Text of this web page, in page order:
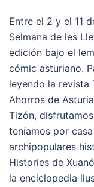
Entre el 2 y el 11
Selmana de les
edición bajo el
cómic asturiano.
leyendo la revista
Ahorros de
Tizón,
teníamos por
archipopulares
Histories de
la enciclopedia